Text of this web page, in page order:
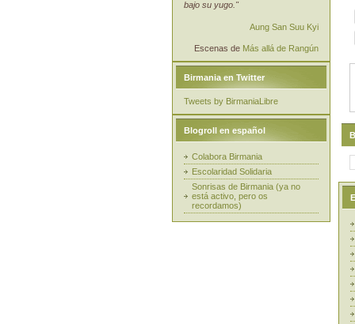
bajo su yugo."
Aung San Suu Kyi
Escenas de Más allá de Rangún
Birmania en Twitter
Tweets by BirmaniaLibre
Blogroll en español
Colabora Birmania
Escolaridad Solidaria
Sonrisas de Birmania (ya no
está activo, pero os
recordamos)